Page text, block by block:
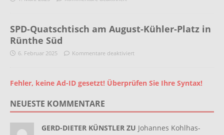
SPD-Quatschtisch am August-Kühler-Platz in
Rünthe Süd
6. Februar 2025 Kommentare deaktiviert
Fehler, keine Ad-ID gesetzt! Überprüfen Sie Ihre Syntax!
NEUESTE KOMMENTARE
GERD-DIETER KÜNSTLER ZU Johannes Kohlhas-